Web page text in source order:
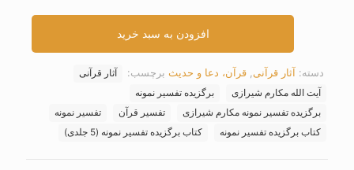
افزودن به سبد خرید
دسته: آثار قرآنی قرآن، دعا و حدیث برچسب:
آثار قرآنی
آیت الله مکارم شیرازی
برگزیده تفسیر نمونه
برگزیده تفسیر نمونه مکارم شیرازی
تفسیر قرآن
تفسیر نمونه
کتاب برگزیده تفسیر نمونه
کتاب برگزیده تفسیر نمونه (5 جلدی)